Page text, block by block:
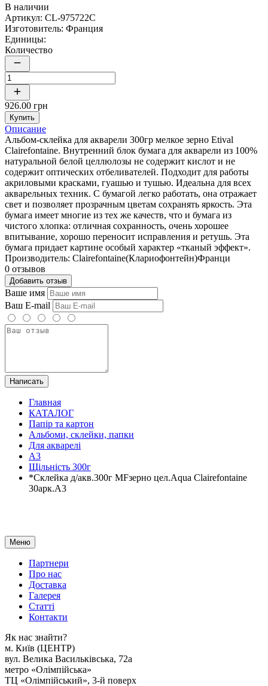
В наличии
Артикул: CL-975722C
Изготовитель: Франция
Единицы:
Количество
926.00 грн
Купить
Описание
Альбом-склейка для акварели 300гр мелкое зерно Etival
Clairefontaine. Внутренний блок бумага для акварели из 100%
натуральной белой целлюлозы не содержит кислот и не
содержит оптических отбеливателей. Подходит для работы
акриловыми красками, гуашью и тушью. Идеальна для всех
акварельных техник. С бумагой легко работать, она отражает
свет и позволяет прозрачным цветам сохранять яркость. Эта
бумага имеет многие из тех же качеств, что и бумага из
чистого хлопка: отличная сохранность, очень хорошее
впитывание, хорошо переносит исправления и ретушь. Эта
бумага придает картине особый характер «тканый эффект».
Производитель: Clairefontaine(Клариофонтейн)Франци
0 отзывов
Добавить отзыв
Ваше имя
Ваш E-mail
Написать
Главная
КАТАЛОГ
Папір та картон
Альбоми, склейки, папки
Для акварелі
А3
Щільність 300г
*Склейка д/акв.300г MFзерно цел.Aqua Clairefontaine
30арк.А3
Меню
Партнери
Про нас
Доставка
Галерея
Статтi
Контакти
Як наc знайти?
м. Киïв (ЦЕНТР)
вул. Велика Васильківська, 72а
метро «Олімпійська»
ТЦ «Олімпійський», 3-й поверх